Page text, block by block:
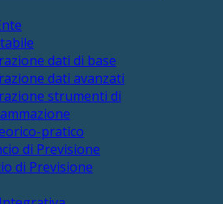
dati di base
dati avanzati
strumenti di
pratico
di Previsione
di Previsione